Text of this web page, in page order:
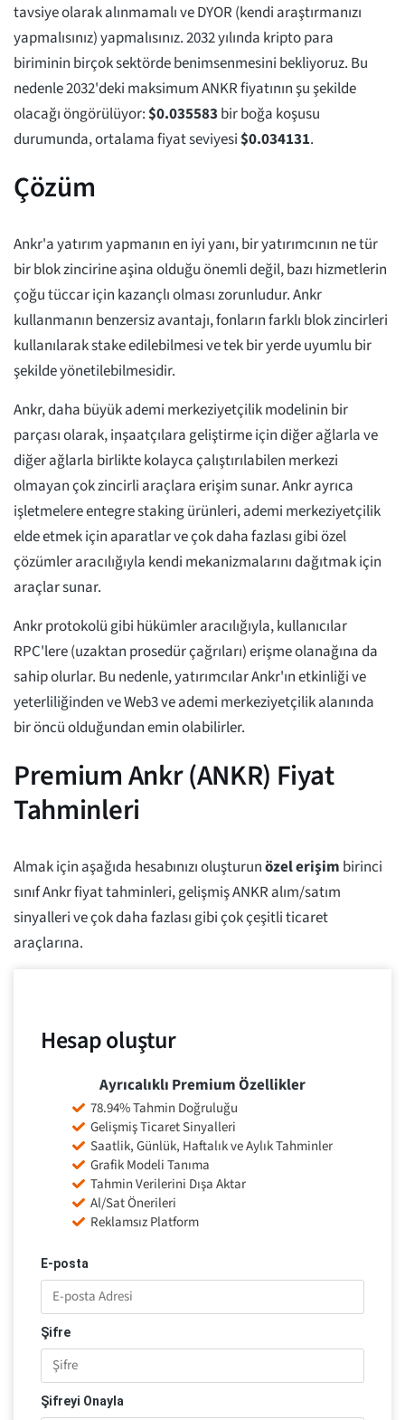
tavsiye olarak alınmamalı ve DYOR (kendi araştırmanızı
yapmalısınız) yapmalısınız. 2032 yılında kripto para
biriminin birçok sektörde benimsenmesini bekliyoruz. Bu
nedenle 2032'deki maksimum ANKR fiyatının şu şekilde
olacağı öngörülüyor:$0.035583 bir boğa koşusu
durumunda, ortalama fiyat seviyesi$0.034131.
Çözüm
Ankr'a yatırım yapmanın en iyi yanı, bir yatırımcının ne tür
bir blok zincirine aşina olduğu önemli değil, bazı hizmetlerin
çoğu tüccar için kazançlı olması zorunludur. Ankr
kullanmanın benzersiz avantajı, fonların farklı blok zincirleri
kullanılarak stake edilebilmesi ve tek bir yerde uyumlu bir
şekilde yönetilebilmesidir.
Ankr, daha büyük ademi merkeziyetçilik modelinin bir
parçası olarak, inşaatçılara geliştirme için diğer ağlarla ve
diğer ağlarla birlikte kolayca çalıştırılabilen merkezi
olmayan çok zincirli araçlara erişim sunar. Ankr ayrıca
işletmelere entegre staking ürünleri, ademi merkeziyetçilik
elde etmek için aparatlar ve çok daha fazlası gibi özel
çözümler aracılığıyla kendi mekanizmalarını dağıtmak için
araçlar sunar.
Ankr protokolü gibi hükümler aracılığıyla, kullanıcılar
RPC'lere (uzaktan prosedür çağrıları) erişme olanağına da
sahip olurlar. Bu nedenle, yatırımcılar Ankr'ın etkinliği ve
yeterliliğinden ve Web3 ve ademi merkeziyetçilik alanında
bir öncü olduğundan emin olabilirler.
Premium Ankr (ANKR) Fiyat
Tahminleri
Almak için aşağıda hesabınızı oluşturunözel erişim birinci
sınıf Ankr fiyat tahminleri, gelişmiş ANKR alım/satım
sinyalleri ve çok daha fazlası gibi çok çeşitli ticaret
araçlarına.
Hesap oluştur
E-posta
Şifre
Şifreyi Onayla
Ayrıcalıklı Premium Özellikler
78.94% Tahmin Doğruluğu
Gelişmiş Ticaret Sinyalleri
Saatlik, Günlük, Haftalık ve Aylık Tahminler
Grafik Modeli Tanıma
Tahmin Verilerini Dışa Aktar
Al/Sat Önerileri
Reklamsız Platform